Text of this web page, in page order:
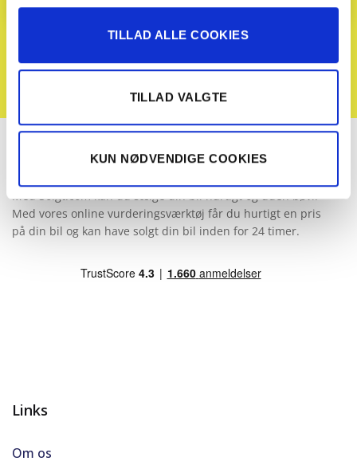
TILLAD ALLE COOKIES
TILLAD VALGTE
KUN NØDVENDIGE COOKIES
Afmeld nyhedsbrev
Med Solgt.com kan du sælge din bil hurtigt og uden bøvl.
Med vores online vurderingsværktøj får du hurtigt en pris
på din bil og kan have solgt din bil inden for 24 timer.
Links
Om os